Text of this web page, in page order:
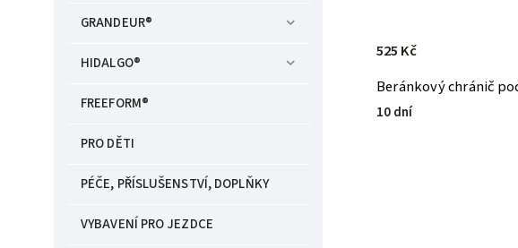
GRANDEUR®
HIDALGO®
FREEFORM®
PRO DĚTI
PÉČE, PŘÍSLUŠENSTVÍ, DOPLŇKY
VYBAVENÍ PRO JEZDCE
Beránkový chránič
10 dní
525 Kč